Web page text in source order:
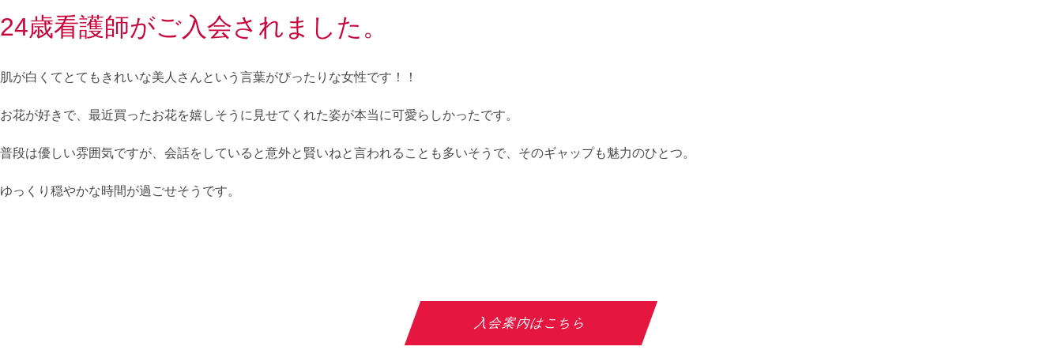
24歳看護師がご入会されました。
肌が白くてとてもきれいな美人さんという言葉がぴったりな女性です！！
お花が好きで、最近買ったお花を嬉しそうに見せてくれた姿が本当に可愛らしかったです。
普段は優しい雰囲気ですが、会話をしていると意外と賢いねと言われることも多いそうで、そのギャップも魅力のひとつ。
ゆっくり穏やかな時間が過ごせそうです。
入会案内はこちら